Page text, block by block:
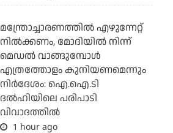
മന്ത്രോച്ചാരണത്തില്‍ എഴുന്നേറ്റ്
നില്‍ക്കണം, മോദിയില്‍ നിന്ന്
മെഡല്‍ വാങ്ങുമ്പോള്‍
എത്രത്തോളം കുനിയണമെന്നും
നിര്‍ദേശം: ഐ.ഐ.ടി
ദല്‍ഹിയിലെ പരിപാടി
വിവാദത്തില്‍
1 hour ago